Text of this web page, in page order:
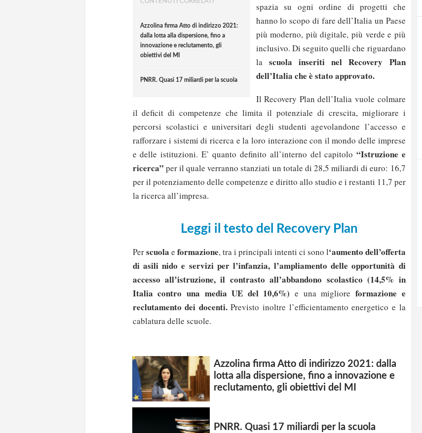
Azzolina firma Atto di indirizzo 2021:
dalla lotta alla dispersione, fino a
innovazione e reclutamento, gli
obiettivi del MI
PNRR. Quasi 17 miliardi per la scuola
spazia su ogni ordine di progetti che
hanno lo scopo di fare dell’Italia un Paese
più moderno, più digitale, più verde e più
inclusivo. Di seguito quelli che riguardano
lascuola inseriti nel Recovery Plan
dell’Italia che è stato approvato.
Il Recovery Plan dell’Italia vuole colmare
il deficit di competenze che limita il potenziale di crescita, migliorare i
percorsi scolastici e universitari degli studenti agevolandone l’accesso e
rafforzare i sistemi di ricerca e la loro interazione con il mondo delle imprese
e delle istituzioni. E’ quanto definito all’interno del capitolo “Istruzione e
ricerca” per il quale verranno stanziati un totale di 28,5 miliardi di euro: 16,7
per il potenziamento delle competenze e diritto allo studio e i restanti 11,7 per
la ricerca all’impresa.
Leggi il testo del Recovery Plan
Perscuola e formazione, tra i principali intenti ci sono l‘aumento dell’offerta
di asili nido e servizi per l’infanzia, l’ampliamento delle opportunità di
accesso all’istruzione, il contrasto all’abbandono scolastico (14,5% in
Italia contro una media UE del 10,6%) e una migliore formazione e
reclutamento dei docenti.Previsto inoltre l’efficientamento energetico e la
cablatura delle scuole.
Azzolina firma Atto di indirizzo 2021: dalla
lotta alla dispersione, fino a innovazione e
reclutamento, gli obiettivi del MI
PNRR. Quasi 17 miliardi per la scuola
Solo gli utenti registrati possono commentare!